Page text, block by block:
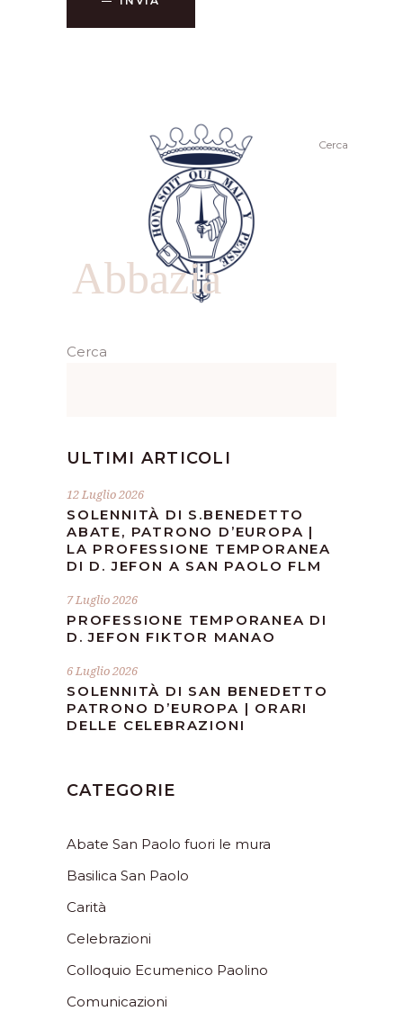
Abbazia
Cerca
Cerca
ULTIMI ARTICOLI
12 Luglio 2026
SOLENNITÀ DI S.BENEDETTO
ABATE, PATRONO D’EUROPA |
LA PROFESSIONE TEMPORANEA
DI D. JEFON A SAN PAOLO FLM
7 Luglio 2026
PROFESSIONE TEMPORANEA DI
D. JEFON FIKTOR MANAO
6 Luglio 2026
SOLENNITÀ DI SAN BENEDETTO
PATRONO D’EUROPA | ORARI
DELLE CELEBRAZIONI
CATEGORIE
Abate San Paolo fuori le mura
Basilica San Paolo
Carità
Celebrazioni
Colloquio Ecumenico Paolino
Comunicazioni